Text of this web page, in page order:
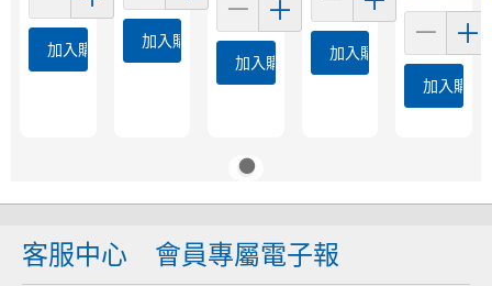
加入購物車 加入購物車
加入購物車 加入購物車
加入購物
客服中心 會員專屬電子報